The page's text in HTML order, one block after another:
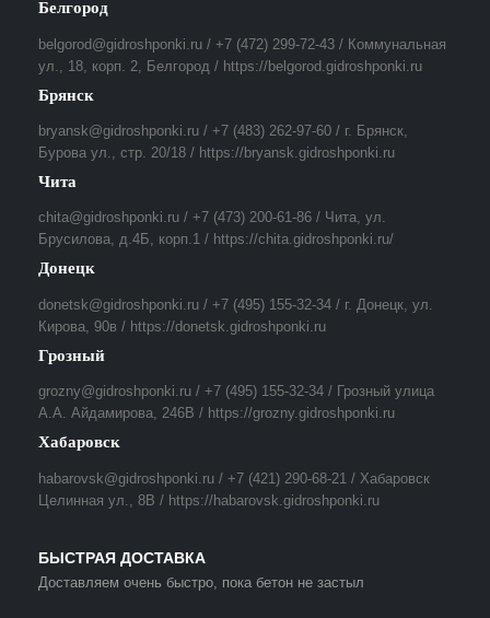
Белгород
belgorod@gidroshponki.ru / +7 (472) 299-72-43 / Коммунальная
ул., 18, корп. 2, Белгород / https://belgorod.gidroshponki.ru
Брянск
bryansk@gidroshponki.ru / +7 (483) 262-97-60 / г. Брянск,
Бурова ул., стр. 20/18 / https://bryansk.gidroshponki.ru
Чита
chita@gidroshponki.ru / +7 (473) 200-61-86 / Чита, ул.
Брусилова, д.4Б, корп.1 / https://chita.gidroshponki.ru/
Донецк
donetsk@gidroshponki.ru / +7 (495) 155-32-34 / г. Донецк, ул.
Кирова, 90в / https://donetsk.gidroshponki.ru
Грозный
grozny@gidroshponki.ru / +7 (495) 155-32-34 / Грозный улица
А.А. Айдамирова, 246В / https://grozny.gidroshponki.ru
Хабаровск
habarovsk@gidroshponki.ru / +7 (421) 290-68-21 / Хабаровск
Целинная ул., 8В / https://habarovsk.gidroshponki.ru
БЫСТРАЯ ДОСТАВКА
Доставляем очень быстро, пока бетон не застыл